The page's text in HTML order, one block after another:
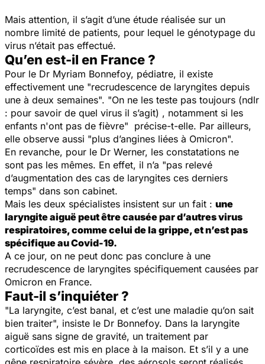
Mais attention, il s’agit d’une étude réalisée sur un
nombre limité de patients, pour lequel le génotypage du
virus n’était pas effectué.
Qu’en est-il en France ?
Pour le Dr Myriam Bonnefoy, pédiatre, il existe
effectivement une "recrudescence de laryngites depuis
une à deux semaines". "On ne les teste pas toujours (ndlr
: pour savoir de quel virus il s’agit) , notamment si les
enfants n'ont pas de fièvre" précise-t-elle. Par ailleurs,
elle observe aussi "plus d’angines liées à Omicron".
En revanche, pour le Dr Werner, les constatations ne
sont pas les mêmes. En effet, il n’a "pas relevé
d’augmentation des cas de laryngites ces derniers
temps" dans son cabinet.
Mais les deux spécialistes insistent sur un fait : une
laryngite aiguë peut être causée par d’autres virus
respiratoires, comme celui de la grippe, et n’est pas
spécifique au Covid-19.
A ce jour, on ne peut donc pas conclure à une
recrudescence de laryngites spécifiquement causées par
Omicron en France.
Faut-il s’inquiéter ?
"La laryngite, c’est banal, et c’est une maladie qu’on sait
bien traiter", insiste le Dr Bonnefoy. Dans la laryngite
aiguë sans signe de gravité, un traitement par
corticoïdes est mis en place à la maison. Et s’il y a une